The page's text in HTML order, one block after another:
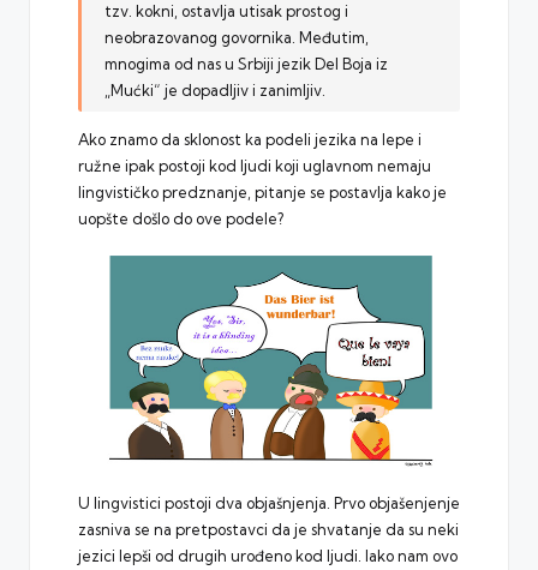
tzv. kokni, ostavlja utisak prostog i
neobrazovanog govornika. Međutim,
mnogima od nas u Srbiji jezik Del Boja iz
„Mućki“ je dopadljiv i zanimljiv.
Ako znamo da sklonost ka podeli jezika na lepe i
ružne ipak postoji kod ljudi koji uglavnom nemaju
lingvističko predznanje, pitanje se postavlja kako je
uopšte došlo do ove podele?
U lingvistici postoji dva objašnjenja. Prvo objašenjenje
zasniva se na pretpostavci da je shvatanje da su neki
jezici lepši od drugih urođeno kod ljudi. Iako nam ovo